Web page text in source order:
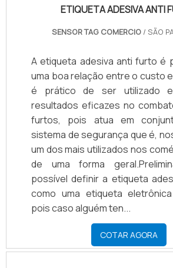
ETIQUETA ADESIVA ANTI
SENSOR TAG COMERCIO / SÃO
A etiqueta adesiva anti furto é
uma boa relação entre o custo
é prático de ser utilizado
resultados eficazes no
furtos, pois atua em
sistema de segurança que é,
um dos mais utilizados nos
de uma forma
possível definir a etiqueta
como uma etiqueta
pois caso alguém ten...
COTAR AGORA